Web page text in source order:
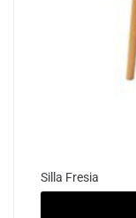
Silla Fresia